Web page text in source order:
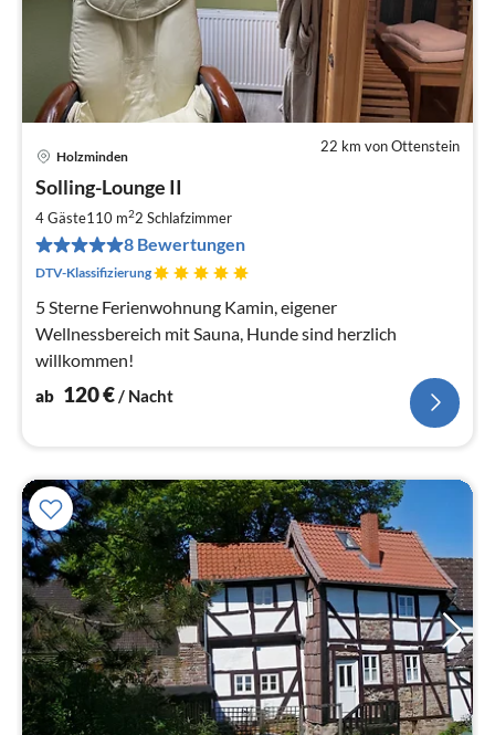
22 km von Ottenstein
Holzminden
Solling-Lounge II
4 Gäste110 m22 Schlafzimmer
8 Bewertungen
DTV-Klassifizierung
5 Sterne Ferienwohnung Kamin, eigener
Wellnessbereich mit Sauna, Hunde sind herzlich
willkommen!
ab 120€/ Nacht